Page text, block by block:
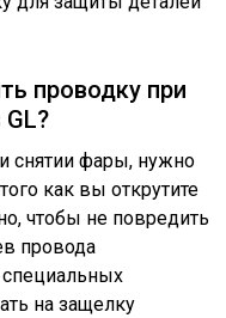
проводку при
снятии фары, нужно
как вы открутите
чтобы не повредить
провода
на защелку